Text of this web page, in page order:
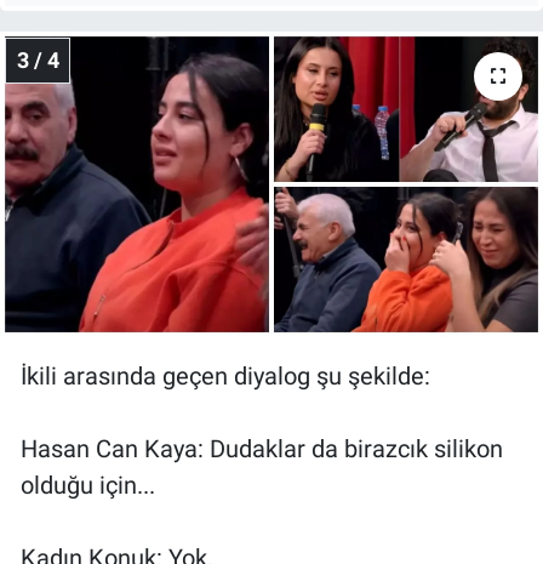
3 / 4
İkili arasında geçen diyalog şu şekilde:
Hasan Can Kaya: Dudaklar da birazcık silikon
olduğu için...